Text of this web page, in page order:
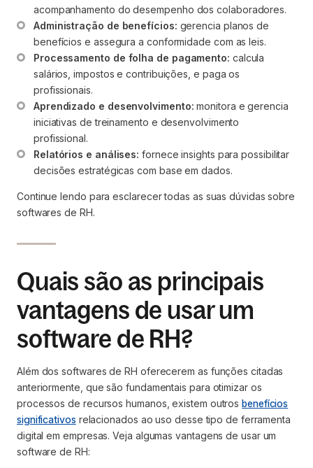
acompanhamento do desempenho dos colaboradores.
Administração de benefícios: gerencia planos de
benefícios e assegura a conformidade com as leis.
Processamento de folha de pagamento: calcula
salários, impostos e contribuições, e paga os
profissionais.
Aprendizado e desenvolvimento: monitora e gerencia
iniciativas de treinamento e desenvolvimento
profissional.
Relatórios e análises: fornece insights para possibilitar
decisões estratégicas com base em dados.
Continue lendo para esclarecer todas as suas dúvidas sobre
softwares de RH.
Quais são as principais
vantagens de usar um
software de RH?
Além dos softwares de RH oferecerem as funções citadas
anteriormente, que são fundamentais para otimizar os
processos de recursos humanos, existem outrosbenefícios
significativos relacionados ao uso desse tipo de ferramenta
digital em empresas. Veja algumas vantagens de usar um
software de RH: